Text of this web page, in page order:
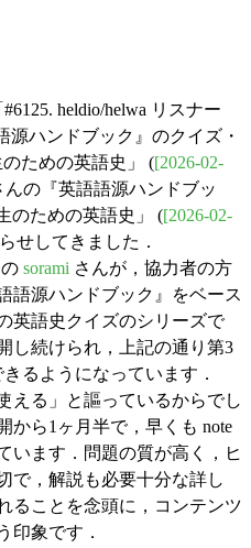
heldio/helwa リスナー
源ハンドブック』のクイズ・
ための英語史」 ([2026-02-
んの『英語語源ハンドブッ
のための英語史」 ([2026-02-
せしてきました．
sorami さんが，協力者の方
語源ハンドブック』をベース
英語史クイズのシリーズで
し続けられ，上記の通り第3
るようになっています．
える」と謳っているからでし
から1ヶ月半で，早くも note
います．問題の質が高く，ヒ
で，解説も必要十分な詳し
ることを念頭に，コンテンツ
印象です．